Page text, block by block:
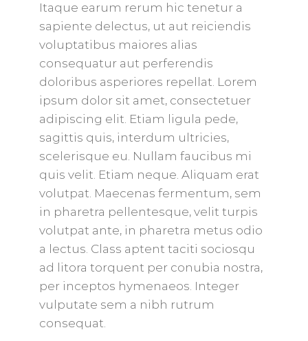
Itaque earum rerum hic tenetur a
sapiente delectus, ut aut reiciendis
voluptatibus maiores alias
consequatur aut perferendis
doloribus asperiores repellat. Lorem
ipsum dolor sit amet, consectetuer
adipiscing elit. Etiam ligula pede,
sagittis quis, interdum ultricies,
scelerisque eu. Nullam faucibus mi
quis velit. Etiam neque. Aliquam erat
volutpat. Maecenas fermentum, sem
in pharetra pellentesque, velit turpis
volutpat ante, in pharetra metus odio
a lectus. Class aptent taciti sociosqu
ad litora torquent per conubia nostra,
per inceptos hymenaeos. Integer
vulputate sem a nibh rutrum
consequat.